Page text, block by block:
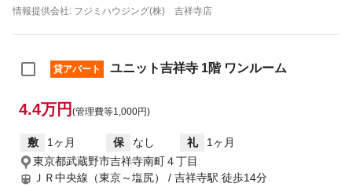
情報提供会社: フジミハウジング(株) 吉祥寺店
貸アパート ユニット吉祥寺 1階 ワンルーム
4.4万円 (管理費等1,000円)
敷 1ヶ月 保 なし 礼
1ヶ月
東京都武蔵野市吉祥寺南町４丁目
ＪＲ中央線（東京～塩尻） / 吉祥寺駅 徒歩14分